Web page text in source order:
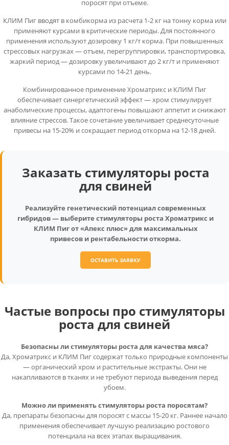
поросят при отъеме.
КЛИМ Пиг вводят в комбикорма из расчета 1-2 кг на тонну корма или
применяют курсами в критические периоды. Для постоянного
применения используют дозировку 1 кг/т корма. При повышенных
стрессовых нагрузках — отъем, перегруппировки, транспортировка,
жаркий период — дозировку увеличивают до 2 кг/т и применяют
курсами по 14-21 день.
Комбинированное применение Хроматрикс и КЛИМ Пиг
обеспечивает синергетический эффект — хром стимулирует
анаболические процессы, адаптогены повышают аппетит и снижают
влияние стрессов. Такое сочетание увеличивает среднесуточные
привесы на 15-20% и сокращает период откорма на 12-18 дней.
Заказать стимуляторы роста
для свиней
Реализуйте генетический потенциал современных
гибридов — выберите стимуляторы роста Хроматрикс и
КЛИМ Пиг от «Апекс плюс» для максимальных
привесов и рентабельности откорма.
ОСТАВИТЬ ЗАЯВКУ
Частые вопросы про стимуляторы
роста для свиней
Безопасны ли стимуляторы роста для качества мяса?
Да, Хроматрикс и КЛИМ Пиг содержат только природные компоненты
— органический хром и растительные экстракты. Они не
накапливаются в тканях и не требуют периода выведения перед
убоем.
Можно ли применять стимуляторы роста поросятам?
Да, препараты безопасны для поросят с массы 15-20 кг. Раннее начало
применения обеспечивает лучшую реализацию ростового
потенциала на всех этапах выращивания.